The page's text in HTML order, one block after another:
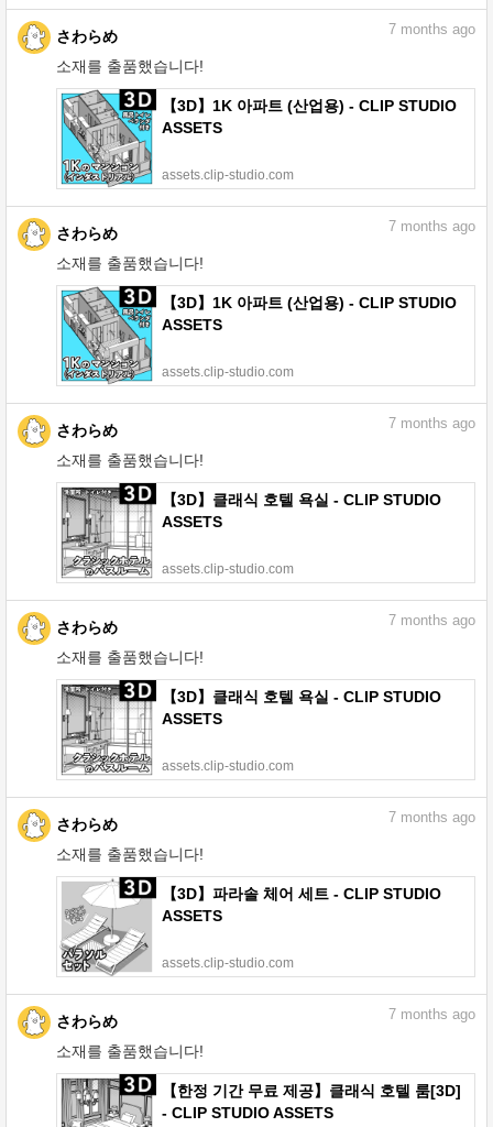
さわらめ
소재를 출품했습니다!
7 months ago
【3D】1K 아파트 (산업용) - CLIP STUDIO
ASSETS
assets.clip-studio.com
さわらめ
소재를 출품했습니다!
7 months ago
【3D】1K 아파트 (산업용) - CLIP STUDIO
ASSETS
assets.clip-studio.com
さわらめ
소재를 출품했습니다!
7 months ago
【3D】클래식 호텔 욕실 - CLIP STUDIO
ASSETS
assets.clip-studio.com
さわらめ
소재를 출품했습니다!
7 months ago
【3D】클래식 호텔 욕실 - CLIP STUDIO
ASSETS
assets.clip-studio.com
さわらめ
소재를 출품했습니다!
7 months ago
【3D】파라솔 체어 세트 - CLIP STUDIO
ASSETS
assets.clip-studio.com
さわらめ
소재를 출품했습니다!
7 months ago
【한정 기간 무료 제공】클래식 호텔 룸[3D]
- CLIP STUDIO ASSETS